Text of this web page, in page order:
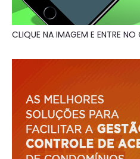
CLIQUE NA IMAGEM E ENTRE NO